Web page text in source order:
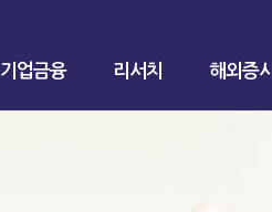
기업금융 리서치 해외증시